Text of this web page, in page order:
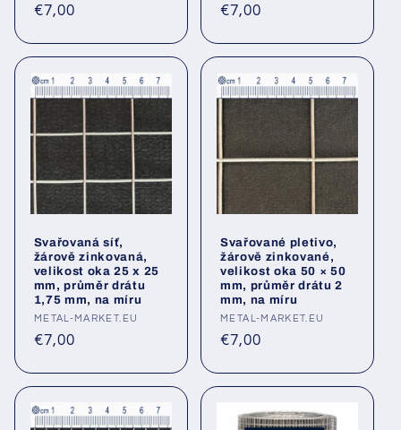
Běžná
€7,00
Běžná
€7,00
Svařovaná síť,
žárově zinkovaná,
velikost oka 25 x 25
mm, průměr drátu
1,75 mm, na míru
Poskytovatel:
METAL-MARKET.EU
Běžná
€7,00
Svařované pletivo,
žárově zinkované,
velikost oka 50 × 50
mm, průměr drátu 2
mm, na míru
Poskytovatel:
METAL-MARKET.EU
Běžná
€7,00